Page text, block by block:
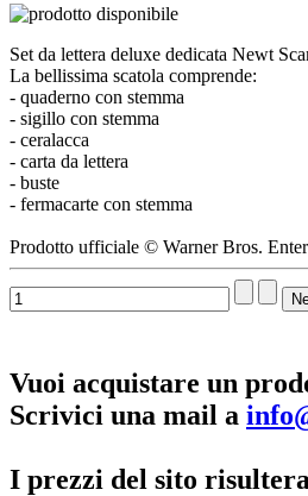
Set da lettera deluxe dedicata Newt
La bellissima scatola comprende:
- quaderno con stemma
- sigillo con stemma
- ceralacca
- carta da lettera
- buste
- fermacarte con stemma
Prodotto ufficiale © Warner Bros.
Vuoi acquistare un
Scrivici una mail a
I prezzi del sito